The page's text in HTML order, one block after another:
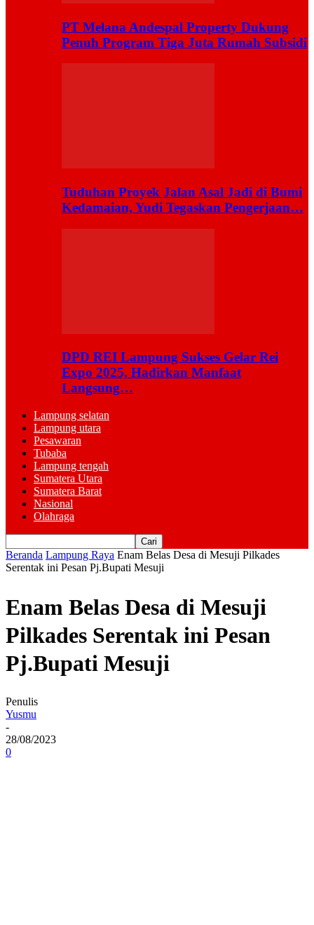
PT Melana Andespal Property Dukung
Penuh Program Tiga Juta Rumah Subsidi
Tuduhan Proyek Jalan Asal Jadi di Bumi
Kedamaian, Yudi Tegaskan Pengerjaan…
DPD REI Lampung Sukses Gelar Rei
Expo 2025, Hadirkan Manfaat
Langsung…
Lampung selatan
Lampung utara
Pesawaran
Tubaba
Lampung tengah
Sumatera Utara
Sumatera Barat
Nasional
Olahraga
Beranda Lampung Raya Enam Belas Desa di Mesuji Pilkades
Serentak ini Pesan Pj.Bupati Mesuji
Enam Belas Desa di Mesuji
Pilkades Serentak ini Pesan
Pj.Bupati Mesuji
Penulis
Yusmu
-
28/08/2023
0